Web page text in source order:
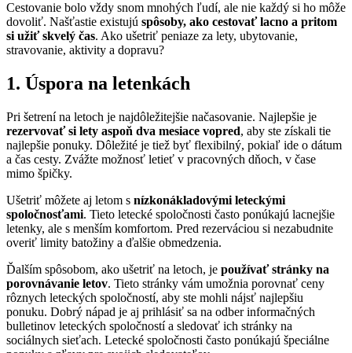
Cestovanie bolo vždy snom mnohých ľudí, ale nie každý si ho môže
dovoliť. Našťastie existujú spôsoby, ako cestovať lacno a pritom
si užiť skvelý čas. Ako ušetriť peniaze za lety, ubytovanie,
stravovanie, aktivity a dopravu?
1. Úspora na letenkách
Pri šetrení na letoch je najdôležitejšie načasovanie. Najlepšie je
rezervovať si lety aspoň dva mesiace vopred, aby ste získali tie
najlepšie ponuky. Dôležité je tiež byť flexibilný, pokiaľ ide o dátum
a čas cesty. Zvážte možnosť letieť v pracovných dňoch, v čase
mimo špičky.
Ušetriť môžete aj letom s nízkonákladovými leteckými
spoločnosťami. Tieto letecké spoločnosti často ponúkajú lacnejšie
letenky, ale s menším komfortom. Pred rezerváciou si nezabudnite
overiť limity batožiny a ďalšie obmedzenia.
Ďalším spôsobom, ako ušetriť na letoch, je používať stránky na
porovnávanie letov. Tieto stránky vám umožnia porovnať ceny
rôznych leteckých spoločností, aby ste mohli nájsť najlepšiu
ponuku. Dobrý nápad je aj prihlásiť sa na odber informačných
bulletinov leteckých spoločností a sledovať ich stránky na
sociálnych sieťach. Letecké spoločnosti často ponúkajú špeciálne